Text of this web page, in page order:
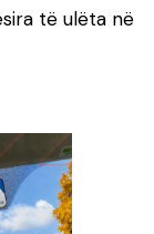
të ulëta në